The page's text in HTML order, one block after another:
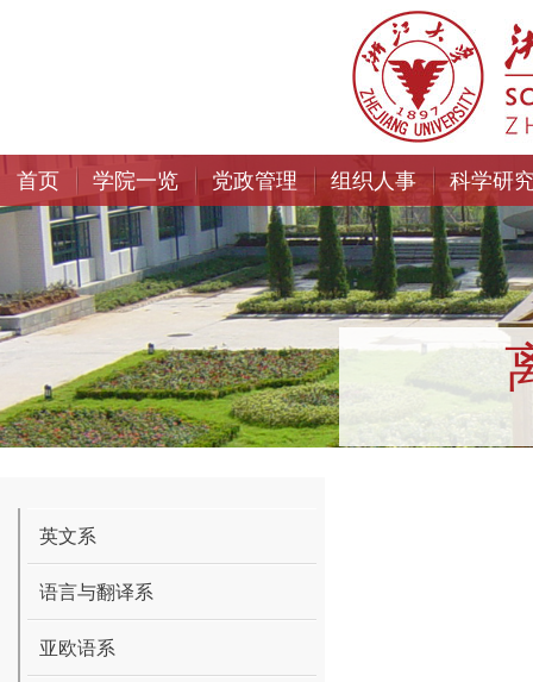
首页 学院一览 党政管理 组织人事 科学研
英文系
语言与翻译系
亚欧语系